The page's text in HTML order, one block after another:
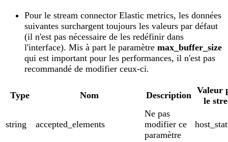
Pour le stream connector Elastic metrics, les données
suivantes surchargent toujours les valeurs par défaut
(il n'est pas nécessaire de les redéfinir dans
l'interface). Mis à part le paramètre max_buffer_size
qui est important pour les performances, il n'est pas
recommandé de modifier ceux-ci.
Type Nom Description Valeur
le
string accepted_elements
Ne pas
modifier ce
paramètre